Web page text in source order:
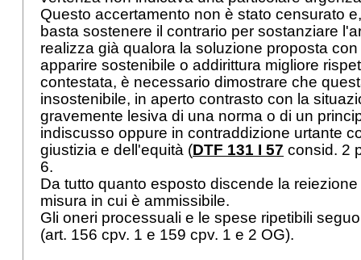
Questo accertamento non è stato censurato
basta sostenere il contrario per sostanziare
realizza già qualora la soluzione proposta
apparire sostenibile o addirittura migliore
contestata, è necessario dimostrare che
insostenibile, in aperto contrasto con la
gravemente lesiva di una norma o di un
indiscusso oppure in contraddizione urtante
giustizia e dell'equità (DTF 131 I 57 consid. 2
6.
Da tutto quanto esposto discende la
misura in cui è ammissibile.
Gli oneri processuali e le spese ripetibili
(art. 156 cpv. 1 e 159 cpv. 1 e 2 OG).